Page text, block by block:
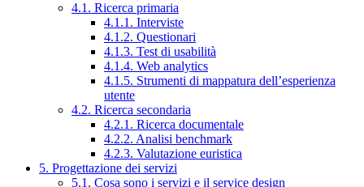
4.1. Ricerca primaria
4.1.1. Interviste
4.1.2. Questionari
4.1.3. Test di usabilità
4.1.4. Web analytics
4.1.5. Strumenti di mappatura dell’esperienza
utente
4.2. Ricerca secondaria
4.2.1. Ricerca documentale
4.2.2. Analisi benchmark
4.2.3. Valutazione euristica
5. Progettazione dei servizi
5.1. Cosa sono i servizi e il service design